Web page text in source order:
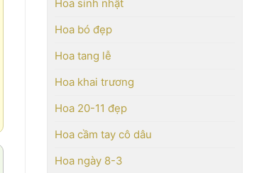
Hoa sinh nhật
Hoa bó đẹp
Hoa tang lễ
Hoa khai trương
Hoa 20-11 đẹp
Hoa cầm tay cô dâu
Hoa ngày 8-3